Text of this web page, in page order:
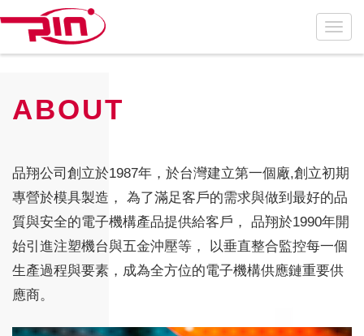
ABOUT
品翔公司創立於1987年，於台灣建立第一個廠,創立初期
專營於模具製造，
為了滿足客戶的需求與做到最好的品
質與安全的電子機構產品提供給客戶，
品翔於1990年開
始引進注塑機台與五金沖壓等，
以垂直整合監控每一個
生產過程與要素，成為全方位的電子機構供應鏈重要供
應商。